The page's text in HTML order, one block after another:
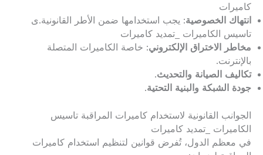
كاميرات
انتهاك الخصوصية: يجب استخدامها ضمن الأطر القانونية.ى
تاسيس الكاميرات _تمديد كاميرات
مخاطر الاختراق الإلكتروني: خاصة الكاميرات المتصلة
بالإنترنت.
تكاليف الصيانة والتحديث.
جودة الشبكة والبنية التحتية.
الجوانب القانونية لاستخدام كاميرات المراقبة تاسيس
الكاميرات _تمديد كاميرات
في معظم الدول، تُفرض قوانين لتنظيم استخدام كاميرات